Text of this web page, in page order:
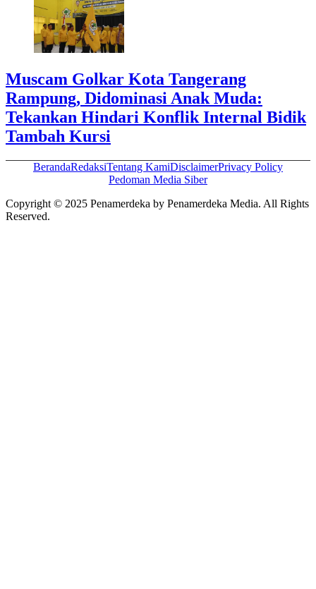
Muscam Golkar Kota Tangerang
Rampung, Didominasi Anak Muda:
Tekankan Hindari Konflik Internal Bidik
Tambah Kursi
BerandaRedaksiTentang KamiDisclaimerPrivacy Policy
Pedoman Media Siber
Copyright © 2025 Penamerdeka by Penamerdeka Media. All Rights
Reserved.